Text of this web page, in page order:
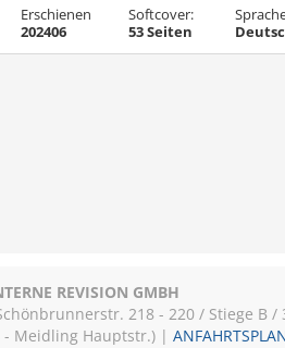
Erschienen
202406
Softcover:
53 Seiten
REVISION GMBH
218 - 220 / Stiege B /
Meidling Hauptstr.) |